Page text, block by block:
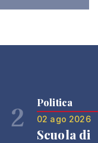
2 Politica
02 ago 2026
Scuola di